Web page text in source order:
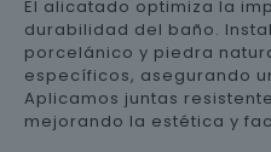
El alicatado optimiza la
durabilidad del baño.
porcelánico y piedra
específicos, asegurando
Aplicamos juntas
mejorando la estética y